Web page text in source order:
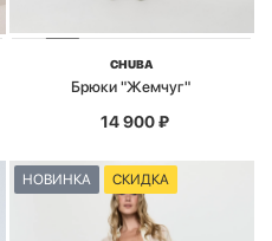
CHUBA
Брюки "Жемчуг"
14 900₽
НОВИНКА СКИДКА